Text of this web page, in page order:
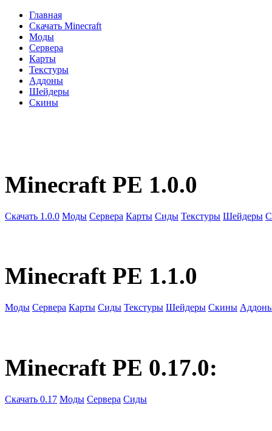
Главная
Скачать Minecraft
Моды
Сервера
Карты
Текстуры
Аддоны
Шейдеры
Скины
Minecraft PE 1.0.0
Скачать 1.0.0 Моды Сервера Карты Сиды Текстуры Шейдеры
Minecraft PE 1.1.0
Моды Сервера Карты Сиды Текстуры Шейдеры Скины
Minecraft PE 0.17.0:
Скачать 0.17 Моды Сервера Сиды